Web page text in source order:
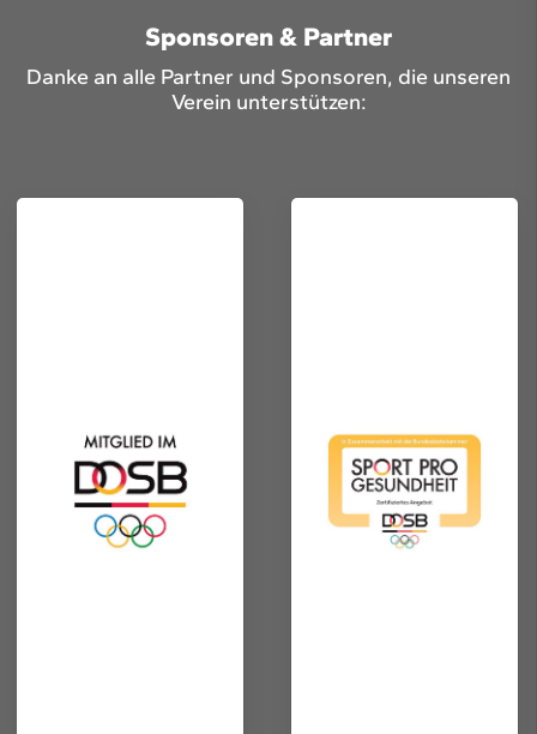
Sponsoren & Partner
Danke an alle Partner und Sponsoren, die unseren
Verein unterstützen: